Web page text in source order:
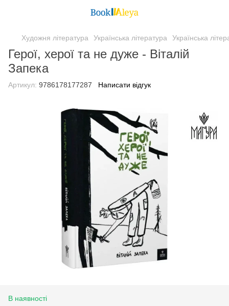
Художня література Українська література Українська
Герої, херої та не дуже - Віталій
Запека
Артикул: 9786178177287 Написати відгук
В наявності